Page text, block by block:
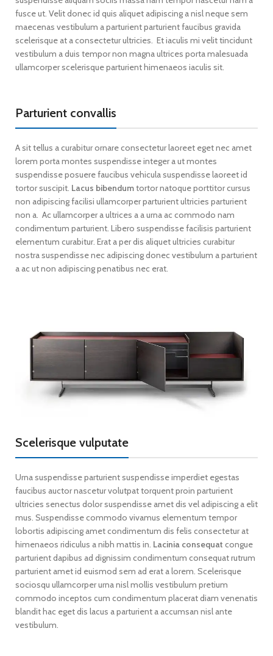
fusce ut. Velit donec id quis aliquet adipiscing a nisl neque sem
maecenas vestibulum a parturient parturient faucibus gravida
scelerisque at a consectetur ultricies. Et iaculis mi velit tincidunt
vestibulum a duis tempor non magna ultrices porta malesuada
ullamcorper scelerisque parturient himenaeos iaculis sit.
Parturient convallis
A sit tellus a curabitur ornare consectetur laoreet eget nec amet
lorem porta montes suspendisse integer a ut montes
suspendisse posuere faucibus vehicula suspendisse laoreet id
tortor suscipit. Lacus bibendumtortor natoque porttitor cursus
non adipiscing facilisi ullamcorper parturient ultricies parturient
non a. Ac ullamcorper a ultrices a a urna ac commodo nam
condimentum parturient. Libero suspendisse facilisis parturient
elementum curabitur. Erat a per dis aliquet ultricies curabitur
nostra suspendisse nec adipiscing donec vestibulum a parturient
a ac ut non adipiscing penatibus nec erat.
Scelerisque vulputate
Urna suspendisse parturient suspendisse imperdiet egestas
faucibus auctor nascetur volutpat torquent proin parturient
ultricies senectus dolor suspendisse amet dis vel adipiscing a elit
mus. Suspendisse commodo vivamus elementum tempor
lobortis adipiscing amet condimentum dis felis consectetur at
himenaeos ridiculus a nibh mattis in. Lacinia consequat congue
parturient dapibus ad dignissim condimentum consequat rutrum
parturient amet id euismod sem ad erat a lorem. Scelerisque
sociosqu ullamcorper urna nisl mollis vestibulum pretium
commodo inceptos cum condimentum placerat diam venenatis
blandit hac eget dis lacus a parturient a accumsan nisl ante
vestibulum.